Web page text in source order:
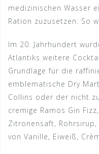
medizinischen Wasser
Ration zuzusetzen. So
Im 20. Jahrhundert
Atlantiks weitere
Grundlage für die
emblematische Dry
Collins oder der nicht
cremige Ramos Gin
Zitronensaft,
von Vanille, Eiweiß,